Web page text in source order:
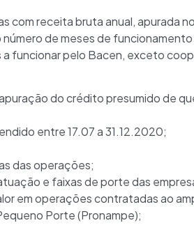
com receita bruta anual, apurada
de meses de funcionamento
funcionar pelo Bacen, exceto
do crédito presumido de
entre 17.07 a 31.12.2020;
das operações;
e faixas de porte das
em operações contratadas ao
Porte (Pronampe);